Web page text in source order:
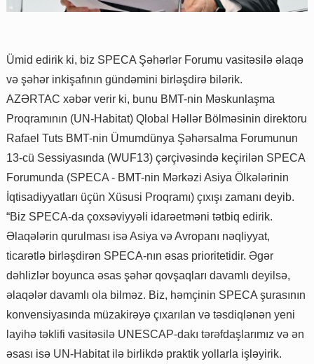
Ümid edirik ki, biz SPECA Şəhərlər Forumu vasitəsilə əlaqə
və şəhər inkişafının gündəmini birləşdirə bilərik.
AZƏRTAC xəbər verir ki, bunu BMT-nin Məskunlaşma
Proqramının (UN-Habitat) Qlobal Həllər Bölməsinin direktoru
Rafael Tuts BMT-nin Ümumdünya Şəhərsalma Forumunun
13-cü Sessiyasında (WUF13) çərçivəsində keçirilən SPECA
Forumunda (SPECA - BMT-nin Mərkəzi Asiya Ölkələrinin
İqtisadiyyatları üçün Xüsusi Proqramı) çıxışı zamanı deyib.
“Biz SPECA-da çoxsəviyyəli idarəetməni tətbiq edirik.
Əlaqələrin qurulması isə Asiya və Avropanı nəqliyyat,
ticarətlə birləşdirən SPECA-nın əsas prioritetidir. Əgər
dəhlizlər boyunca əsas şəhər qovşaqları davamlı deyilsə,
əlaqələr davamlı ola bilməz. Biz, həmçinin SPECA şurasının
konvensiyasında müzakirəyə çıxarılan və təsdiqlənən yeni
layihə təklifi vasitəsilə UNESCAP-dakı tərəfdaşlarımız və ən
əsası isə UN-Habitat ilə birlikdə praktik yollarla işləyirik.